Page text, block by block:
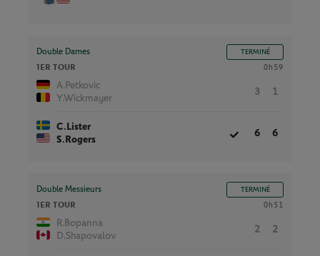
Double Dames TERMINÉ
1ER TOUR 0h59
A.Petkovic
Y.Wickmayer
3 1
C.Lister
S.Rogers
6 6
Double Messieurs TERMINÉ
1ER TOUR 0h51
R.Bopanna
D.Shapovalov
2 2